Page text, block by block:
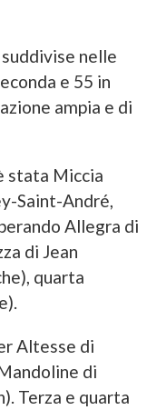
nelle
e 55 in
ampia e di
stata Miccia
Saint-André,
Allegra di
di Jean
quarta
Altesse di
di
Terza e quarta